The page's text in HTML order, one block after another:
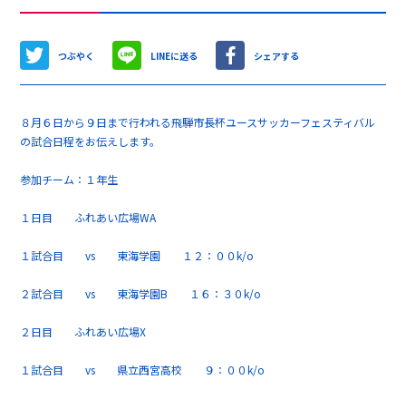
つぶやく LINEに送る シェアする
８月６日から９日まで行われる飛騨市長杯ユースサッカーフェスティバル
の試合日程をお伝えします。
参加チーム：１年生
１日目 ふれあい広場WA
１試合目 vs 東海学園 １２：００k/o
２試合目 vs 東海学園B １６：３０k/o
２日目 ふれあい広場X
１試合目 vs 県立西宮高校 ９：００k/o